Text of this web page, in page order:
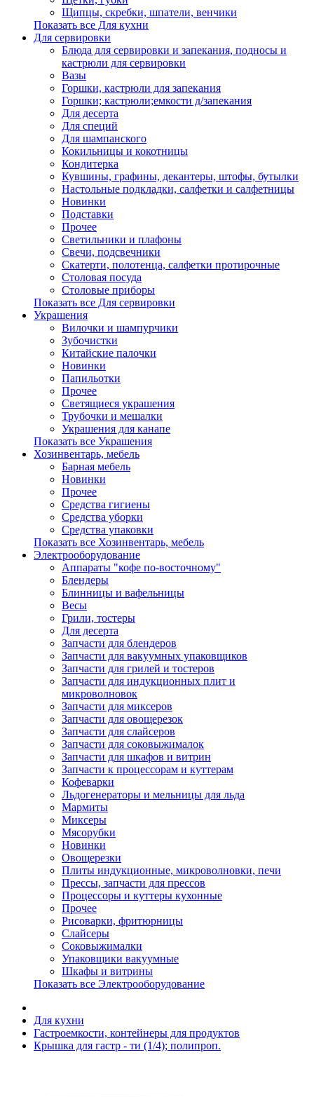
Щипцы, скребки, шпатели, венчики
Показать все Для кухни
Для сервировки
Блюда для сервировки и запекания, подносы и
кастрюли для сервировки
Вазы
Горшки, кастрюли для запекания
Горшки; кастрюли;емкости д/запекания
Для десерта
Для специй
Для шампанского
Кокильницы и кокотницы
Кондитерка
Кувшины, графины, декантеры, штофы, бутылки
Настольные подкладки, салфетки и салфетницы
Новинки
Подставки
Прочее
Светильники и плафоны
Свечи, подсвечники
Скатерти, полотенца, салфетки протирочные
Столовая посуда
Столовые приборы
Показать все Для сервировки
Украшения
Вилочки и шампурчики
Зубочистки
Китайские палочки
Новинки
Папильотки
Прочее
Светящиеся украшения
Трубочки и мешалки
Украшения для канапе
Показать все Украшения
Хозинвентарь, мебель
Барная мебель
Новинки
Прочее
Средства гигиены
Средства уборки
Средства упаковки
Показать все Хозинвентарь, мебель
Электрооборудование
Аппараты "кофе по-восточному"
Блендеры
Блинницы и вафельницы
Весы
Грили, тостеры
Для десерта
Запчасти для блендеров
Запчасти для вакуумных упаковщиков
Запчасти для грилей и тостеров
Запчасти для индукционных плит и
микроволновок
Запчасти для миксеров
Запчасти для овощерезок
Запчасти для слайсеров
Запчасти для соковыжималок
Запчасти для шкафов и витрин
Запчасти к процессорам и куттерам
Кофеварки
Льдогенераторы и мельницы для льда
Мармиты
Миксеры
Мясорубки
Новинки
Овощерезки
Плиты индукционные, микроволновки, печи
Прессы, запчасти для прессов
Процессоры и куттеры кухонные
Прочее
Рисоварки, фритюрницы
Слайсеры
Соковыжималки
Упаковщики вакуумные
Шкафы и витрины
Показать все Электрооборудование
Для кухни
Гастроемкости, контейнеры для продуктов
Крышка для гастр - ти (1/4); полипроп.